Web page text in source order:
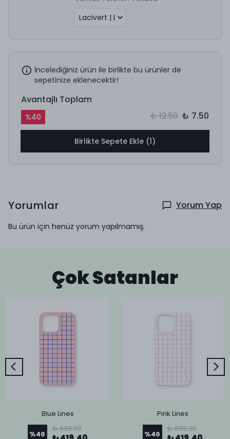
İncelediğiniz ürün ile birlikte bu ürünler de
sepetinize eklenecektir!
Avantajlı Toplam
%40 ₺ 12.50 ₺ 7.50
Birlikte Sepete Ekle (1)
Yorumlar Yorum Yap
Bu ürün için henüz yorum yapılmamış.
Çok Satanlar
Blue Lines
%40
₺ 699.00
Pink Lines
%40
₺ 699.00